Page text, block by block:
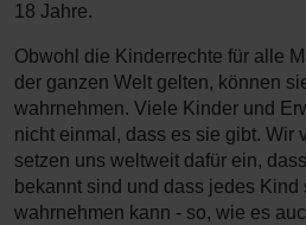
18 Jahre.
Obwohl die Kinderrechte für alle
der ganzen Welt gelten, können
wahrnehmen. Viele Kinder und
nicht einmal, dass es sie gibt. Wir
setzen uns weltweit dafür ein,
bekannt sind und dass jedes Kind
wahrnehmen kann - so, wie es